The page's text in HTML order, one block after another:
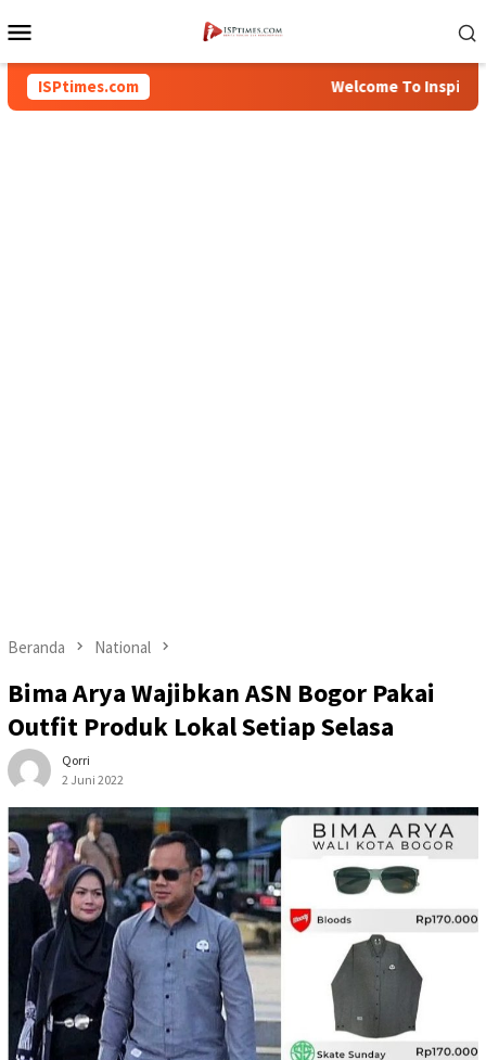
ke
Mobile
ISPtimes.com Welcome To
Beranda National
Bima Arya Wajibkan ASN Bogor Pakai
Outfit Produk Lokal Setiap Selasa
Qorri
2 Juni 2022